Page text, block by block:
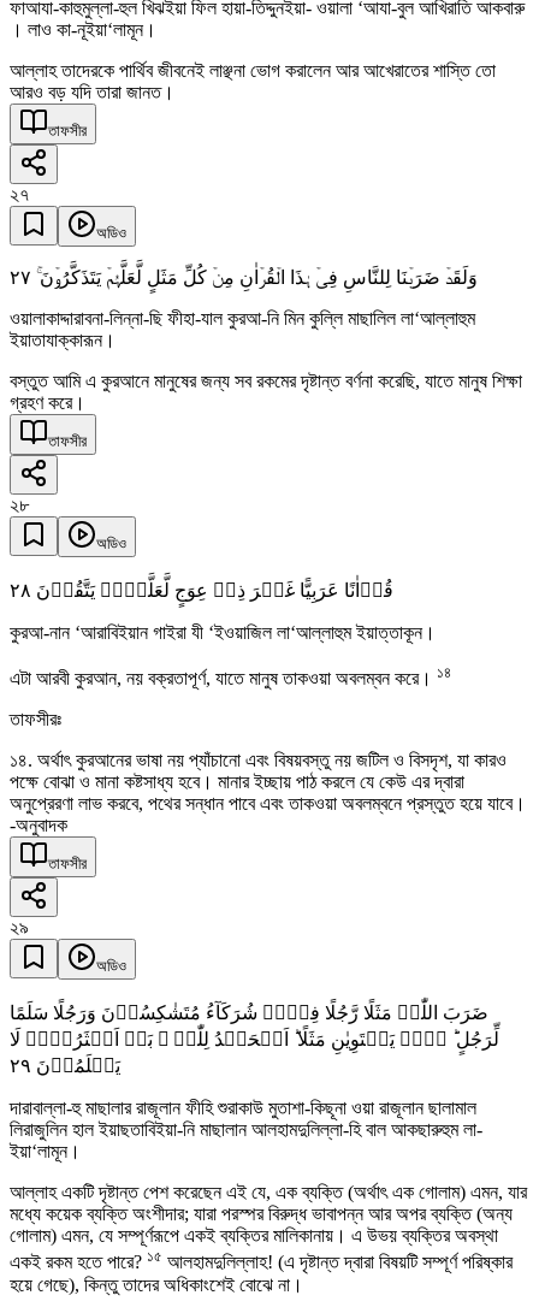
ফাআযা-কাহুমুল্লা-হুল খিঝইয়া ফিল হায়া-তিদ্দুনইয়া- ওয়ালা ‘আযা-বুল আখিরাতি আকবারু
। লাও কা-নূইয়া‘লামূন।
আল্লাহ তাদেরকে পার্থিব জীবনেই লাঞ্ছনা ভোগ করালেন আর আখেরাতের শাস্তি তো
আরও বড় যদি তারা জানত।
তাফসীর
২৭
অডিও
وَلَقَدۡ ضَرَبۡنَا لِلنَّاسِ فِیۡ ہٰذَا الۡقُرۡاٰنِ مِنۡ کُلِّ مَثَلٍ لَّعَلَّہُمۡ یَتَذَکَّرُوۡنَ ۚ ٢٧
ওয়ালাকাদ্দারাবনা-লিন্না-ছি ফীহা-যাল কুরআ-নি মিন কুল্লি মাছালিল লা‘আল্লাহুম
ইয়াতাযাক্কারূন।
বস্তুত আমি এ কুরআনে মানুষের জন্য সব রকমের দৃষ্টান্ত বর্ণনা করেছি, যাতে মানুষ শিক্ষা
গ্রহণ করে।
তাফসীর
২৮
অডিও
قُرۡاٰنًا عَرَبِیًّا غَیۡرَ ذِیۡ عِوَجٍ لَّعَلَّہُمۡ یَتَّقُوۡنَ ٢٨
কুরআ-নান ‘আরাবিইয়ান গাইরা যী ‘ইওয়াজিল লা‘আল্লাহুম ইয়াত্তাকূন।
এটা আরবী কুরআন, নয় বক্রতাপূর্ণ, যাতে মানুষ তাকওয়া অবলম্বন করে। ১৪
তাফসীরঃ
১৪. অর্থাৎ কুরআনের ভাষা নয় প্যাঁচানো এবং বিষয়বস্তু নয় জটিল ও বিসদৃশ, যা কারও
পক্ষে বোঝা ও মানা কষ্টসাধ্য হবে। মানার ইচ্ছায় পাঠ করলে যে কেউ এর দ্বারা
অনুপ্রেরণা লাভ করবে, পথের সন্ধান পাবে এবং তাকওয়া অবলম্বনে প্রস্তুত হয়ে যাবে।
-অনুবাদক
তাফসীর
২৯
অডিও
ضَرَبَ اللّٰہُ مَثَلًا رَّجُلًا فِیۡہِ شُرَکَآءُ مُتَشٰکِسُوۡنَ وَرَجُلًا سَلَمًا
لِّرَجُلٍ ؕ ہَلۡ یَسۡتَوِیٰنِ مَثَلًا ؕ اَلۡحَمۡدُ لِلّٰہِ ۚ بَلۡ اَکۡثَرُہُمۡ لَا
یَعۡلَمُوۡنَ ٢٩
দারাবাল্লা-হু মাছালার রাজূলান ফীহি শুরাকাউ মুতাশা-কিছূনা ওয়া রাজূলান ছালামাল
লিরাজুলিন হাল ইয়াছতাবিইয়া-নি মাছালান আলহামদুলিল্লা-হি বাল আকছারুহুম লা-
ইয়া‘লামূন।
আল্লাহ একটি দৃষ্টান্ত পেশ করেছেন এই যে, এক ব্যক্তি (অর্থাৎ এক গোলাম) এমন, যার
মধ্যে কয়েক ব্যক্তি অংশীদার; যারা পরস্পর বিরুদ্ধ ভাবাপন্ন আর অপর ব্যক্তি (অন্য
গোলাম) এমন, যে সম্পূর্ণরূপে একই ব্যক্তির মালিকানায়। এ উভয় ব্যক্তির অবস্থা
একই রকম হতে পারে? ১৫ আলহামদুলিল্লাহ! (এ দৃষ্টান্ত দ্বারা বিষয়টি সম্পূর্ণ পরিষ্কার
হয়ে গেছে), কিন্তু তাদের অধিকাংশেই বোঝে না।